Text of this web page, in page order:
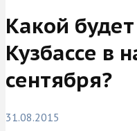
Какой
Кузбассе в
сентября?
31.08.2015